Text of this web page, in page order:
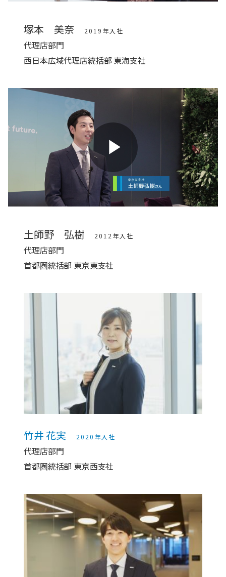
塚本 美奈 2019年入社
代理店部門
西日本広域代理店統括部 東海支社
Play
土師野 弘樹 2012年入社
代理店部門
首都圏統括部 東京東支社
竹井 花実2020年入社
代理店部門
首都圏統括部 東京西支社